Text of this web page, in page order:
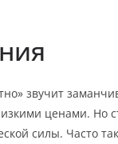
звучит
ценами. Но
силы. Часто